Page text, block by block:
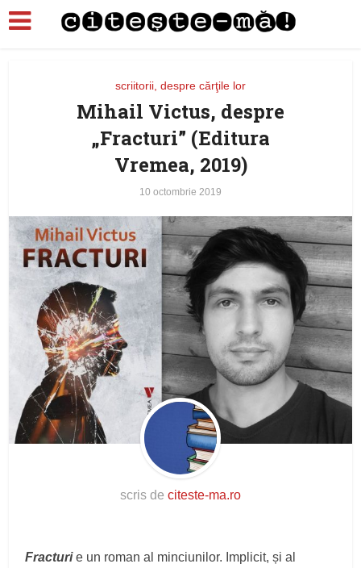
scriitorii, despre cărţile lor
Mihail Victus, despre
„Fracturi” (Editura
Vremea, 2019)
10 octombrie 2019
scris de citeste-ma.ro
Fracturie un roman al minciunilor. Implicit, și al